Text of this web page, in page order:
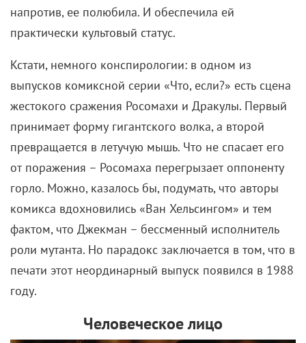
напротив, ее полюбила. И обеспечила ей
практически культовый статус.
Кстати, немного конспирологии: в одном из
выпусков комиксной серии «Что, если?» есть сцена
жестокого сражения Росомахи и Дракулы. Первый
принимает форму гигантского волка, а второй
превращается в летучую мышь. Что не спасает его
от поражения – Росомаха перегрызает оппоненту
горло. Можно, казалось бы, подумать, что авторы
комикса вдохновились «Ван Хельсингом» и тем
фактом, что Джекман – бессменный исполнитель
роли мутанта. Но парадокс заключается в том, что в
печати этот неординарный выпуск появился в 1988
году.
Человеческое лицо